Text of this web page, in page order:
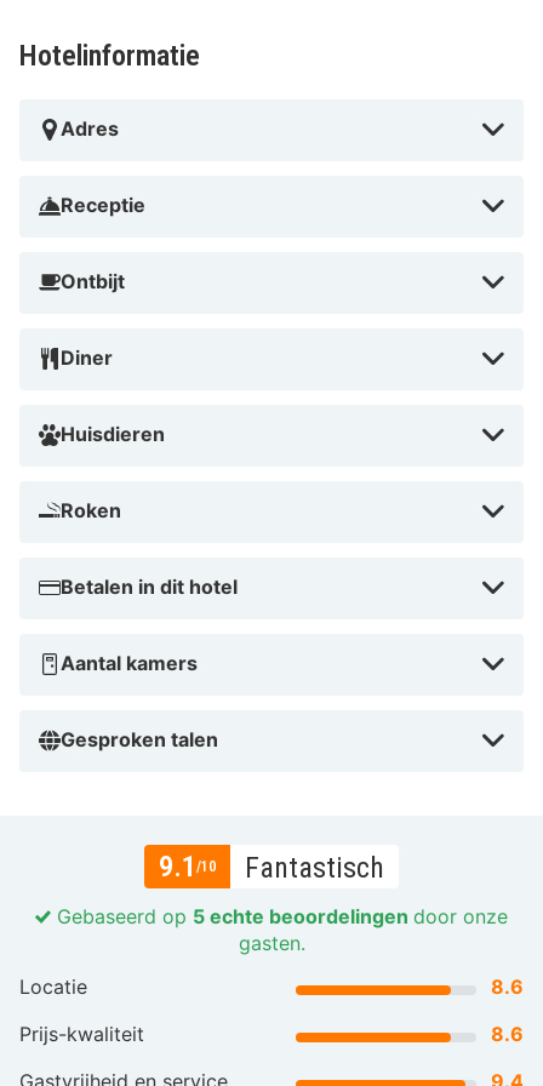
Hotelinformatie
Adres
Receptie
Ontbijt
Diner
Huisdieren
Roken
Betalen in dit hotel
Aantal kamers
Gesproken talen
9.1 /10 Fantastisch
Gebaseerd op 5 echte beoordelingen door onze
gasten.
Locatie
8.6
Prijs-kwaliteit
8.6